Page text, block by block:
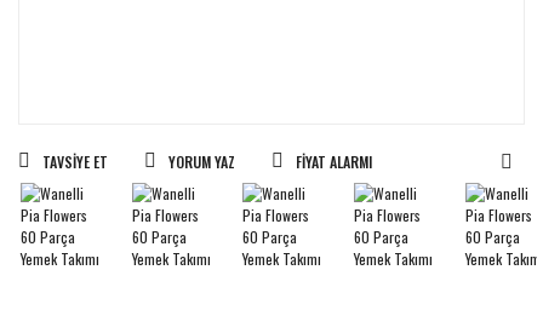
TAVSIYE ET YORUM YAZ FIYAT ALARMI